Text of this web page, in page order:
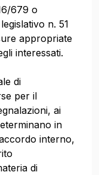
679 o
n. 51
appropriate
interessati.
di
per il
ai
in
interno,
di